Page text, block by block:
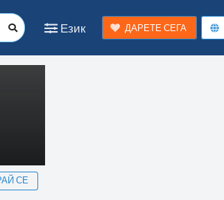
Език ДАРЕТЕ СЕГА
СЕ